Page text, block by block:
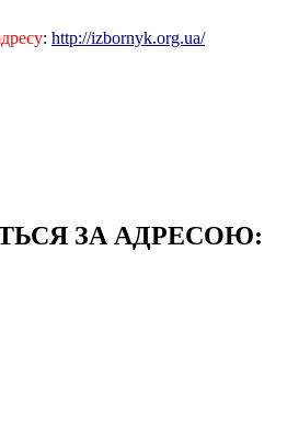
: http://izbornyk.org.ua/
ЗА АДРЕСОЮ: